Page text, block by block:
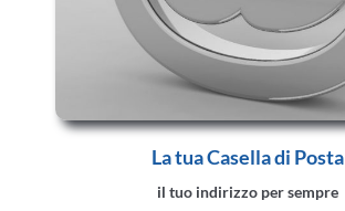
La tua Casella di Posta
il tuo indirizzo per sempre